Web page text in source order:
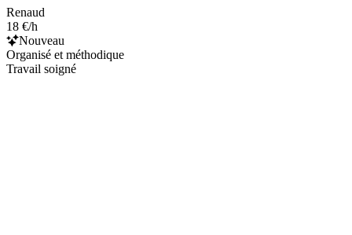
Renaud
18 €/h
Nouveau
Organisé et méthodique
Travail soigné